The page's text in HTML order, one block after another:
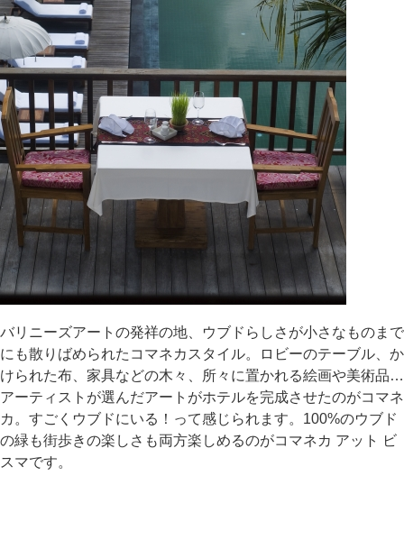
バリニーズアートの発祥の地、ウブドらしさが小さなものまで
にも散りばめられたコマネカスタイル。ロビーのテーブル、か
けられた布、家具などの木々、所々に置かれる絵画や美術品…
アーティストが選んだアートがホテルを完成させたのがコマネ
カ。すごくウブドにいる！って感じられます。100%のウブド
の緑も街歩きの楽しさも両方楽しめるのがコマネカ アット ビ
スマです。